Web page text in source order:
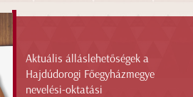
Aktuális álláslehetőségek a
Hajdúdorogi Főegyházmegye
nevelési-oktatási